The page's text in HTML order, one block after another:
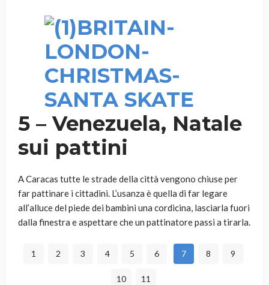
5 – Venezuela, Natale
sui pattini
A Caracas tutte le strade della città vengono chiuse per
far pattinare i cittadini. L’usanza è quella di far legare
all’alluce del piede dei bambini una cordicina, lasciarla fuori
dalla finestra e aspettare che un pattinatore passi a tirarla.
1 2 3 4 5 6 7 8 9
10 11